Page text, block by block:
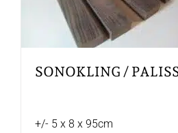
SONOKLING /
+/- 5 x 8 x 95cm